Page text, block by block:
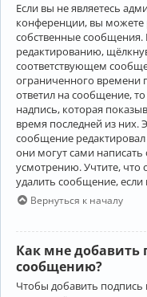
Если вы не являетесь
конференции, вы можете
собственные
редактированию,
соответствующем
ограниченного времени
ответил на сообщение,
надпись, которая
время последней из них.
сообщение
они могут сами
усмотрению. Учтите, что
удалить сообщение, если
Вернуться к началу
Как мне добавить
сообщению?
Чтобы добавить